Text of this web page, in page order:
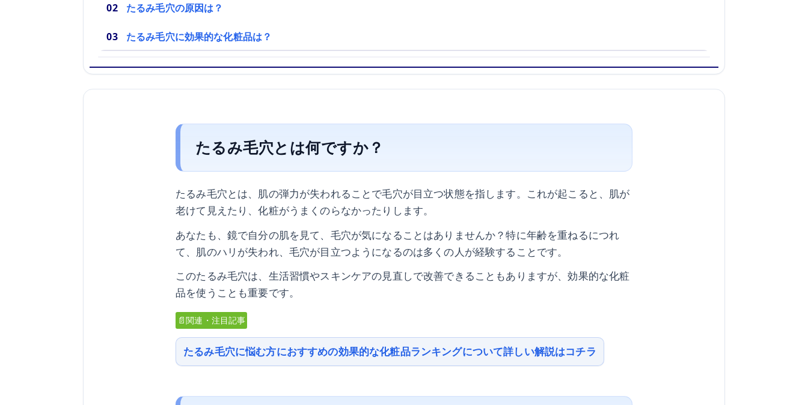
たるみ毛穴の原因は？
たるみ毛穴に効果的な化粧品は？
たるみ毛穴とは何ですか？
たるみ毛穴とは、肌の弾力が失われることで毛穴が目立つ状態を指します。これが起こると、肌が
老けて見えたり、化粧がうまくのらなかったりします。
あなたも、鏡で自分の肌を見て、毛穴が気になることはありませんか？特に年齢を重ねるにつれ
て、肌のハリが失われ、毛穴が目立つようになるのは多くの人が経験することです。
このたるみ毛穴は、生活習慣やスキンケアの見直しで改善できることもありますが、効果的な化粧
品を使うことも重要です。
📄関連・注目記事
たるみ毛穴に悩む方におすすめの効果的な化粧品ランキングについて詳しい解説はコチラ